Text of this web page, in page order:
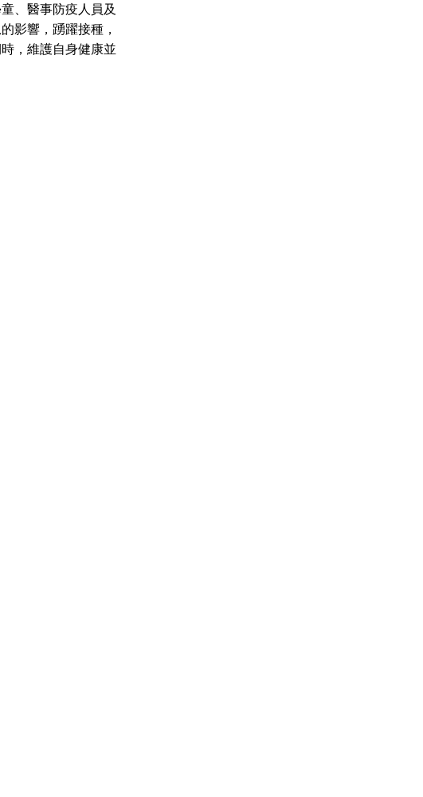
、醫事防疫人員及
影響，踴躍接種，
，維護自身健康並